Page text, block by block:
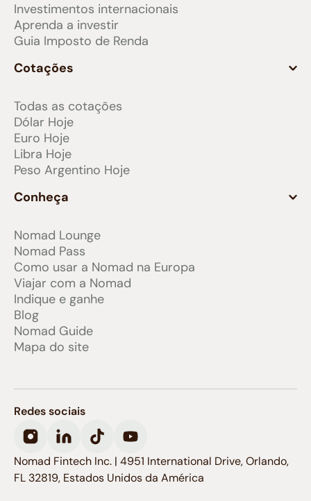
Investimentos internacionais
Aprenda a investir
Guia Imposto de Renda
Cotações
Todas as cotações
Dólar Hoje
Euro Hoje
Libra Hoje
Peso Argentino Hoje
Conheça
Nomad Lounge
Nomad Pass
Como usar a Nomad na Europa
Viajar com a Nomad
Indique e ganhe
Blog
Nomad Guide
Mapa do site
Redes sociais
Nomad Fintech Inc. | 4951 International Drive, Orlando,
FL 32819, Estados Unidos da América